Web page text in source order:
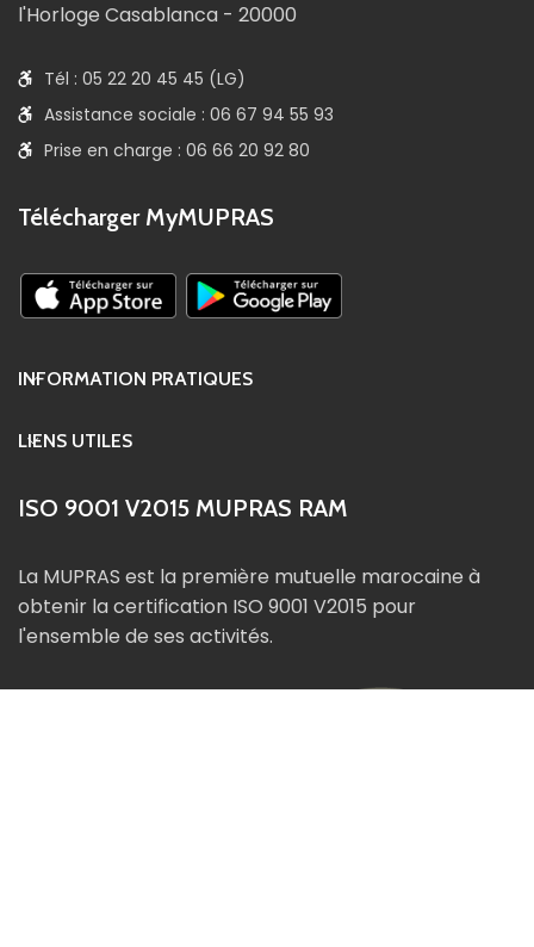
l'Horloge Casablanca - 20000
Tél : 05 22 20 45 45 (LG)
Assistance sociale : 06 67 94 55 93
Prise en charge : 06 66 20 92 80
Télécharger MyMUPRAS
INFORMATION PRATIQUES
LIENS UTILES
ISO 9001 V2015 MUPRAS RAM
La MUPRAS est la première mutuelle marocaine à
obtenir la certification ISO 9001 V2015 pour
l'ensemble de ses activités.